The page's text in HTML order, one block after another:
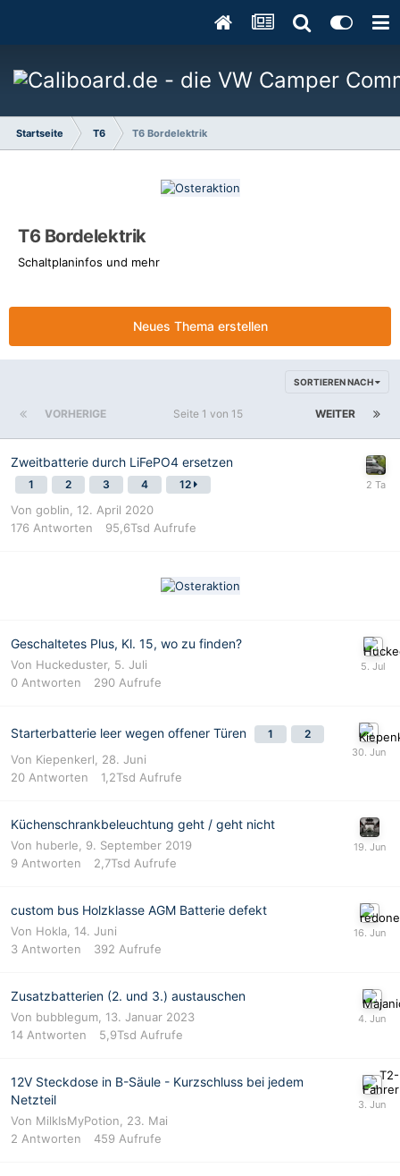
Startseite T6 T6 Bordelektrik
T6 Bordelektrik
Schaltplaninfos und mehr
Neues Thema erstellen
SORTIEREN NACH
VORHERIGE WEITER
Seite 1 von 15
Zweitbatterie durch LiFePO4 ersetzen
1 2 3 4 12
Von goblin
12. April 2020
176 Antworten 95,6Tsd Aufrufe
Geschaltetes Plus, Kl. 15, wo zu finden?
Von Huckeduster, 5. Juli
0 Antworten 290 Aufrufe
Starterbatterie leer wegen offener Türen 1 2
Von Kiepenkerl, 28. Juni
20 Antworten 1,2Tsd Aufrufe
Küchenschrankbeleuchtung geht / geht nicht
Von huberle, 9. September 2019
9 Antworten 2,7Tsd Aufrufe
custom bus Holzklasse AGM Batterie defekt
Von Hokla, 14. Juni
3 Antworten 392 Aufrufe
Zusatzbatterien (2. und 3.) austauschen
Von bubblegum, 13. Januar 2023
14 Antworten 5,9Tsd Aufrufe
12V Steckdose in B-Säule - Kurzschluss bei jedem
Netzteil
Von MilkIsMyPotion, 23. Mai
2 Antworten 459 Aufrufe